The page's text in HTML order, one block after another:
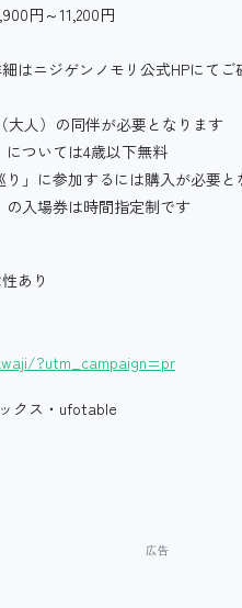
円～11,200円
はニジゲンノモリ公式HPにてご
人）の同伴が必要となります
ついては4歳以下無料
り」に参加するには購入が必要と
入場券は時間指定制です
あり
?utm_campaign=pr
クス・ufotable